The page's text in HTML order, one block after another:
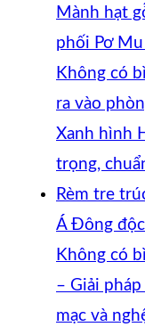
Mành hạt
phối Pơ
Không có
ra vào
Xanh hình
trọng,
Rèm tre
Á Đông
Không có
– Giải
mạc và